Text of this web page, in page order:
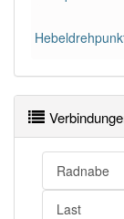
korrekt
Radnabe
Last